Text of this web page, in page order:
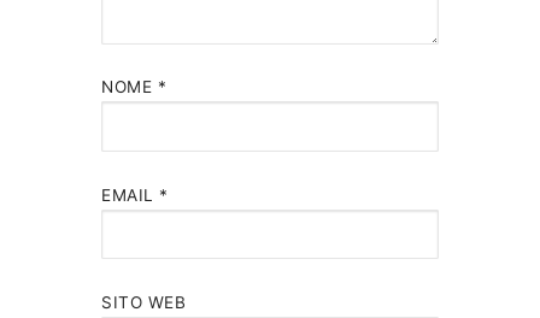
NOME *
EMAIL *
SITO WEB